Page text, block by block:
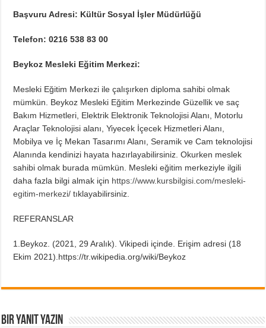
Başvuru Adresi: Kültür Sosyal İşler Müdürlüğü
Telefon: 0216 538 83 00
Beykoz Mesleki Eğitim Merkezi:
Mesleki Eğitim Merkezi ile çalışırken diploma sahibi olmak
mümkün. Beykoz Mesleki Eğitim Merkezinde Güzellik ve saç
Bakım Hizmetleri, Elektrik Elektronik Teknolojisi Alanı, Motorlu
Araçlar Teknolojisi alanı, Yiyecek İçecek Hizmetleri Alanı,
Mobilya ve İç Mekan Tasarımı Alanı, Seramik ve Cam teknolojisi
Alanında kendinizi hayata hazırlayabilirsiniz. Okurken meslek
sahibi olmak burada mümkün. Mesleki eğitim merkeziyle ilgili
daha fazla bilgi almak için https://www.kursbilgisi.com/mesleki-
egitim-merkezi/ tıklayabilirsiniz.
REFERANSLAR
1.Beykoz. (2021, 29 Aralık). Vikipedi içinde. Erişim adresi (18
Ekim 2021).https://tr.wikipedia.org/wiki/Beykoz
Bir yanıt yazın